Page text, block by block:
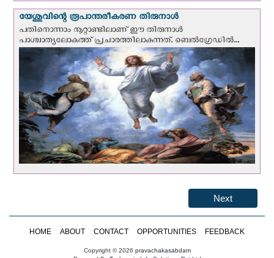
യേശുവിന്റെ രൂപാന്തരീകരണ തിരുനാള്‍
പതിനൊന്നാം നൂറ്റാണ്ടിലാണ് ഈ തിരുനാള്‍
പാശ്ചാത്യലോകത്ത് പ്രചാരത്തിലാകുന്നത്. ബെല്‍ഗ്രേഡില്‍...
Next
HOME ABOUT CONTACT OPPORTUNITIES FEEDBACK
Copyright © 2026 pravachakasabdam